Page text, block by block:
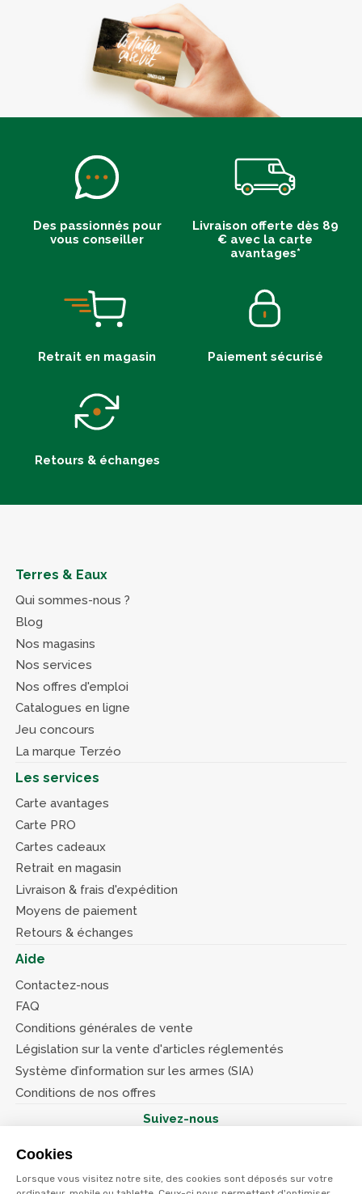
Cookies
Lorsque vous visitez notre site, des cookies sont déposés sur votre
Des passionnés pour
vous conseiller
Livraison offerte dès 89
€ avec la carte
avantages*
Retrait en magasin Paiement sécurisé
Retours & échanges
Terres & Eaux
Qui sommes-nous ?
Blog
Nos magasins
Nos services
Nos offres d'emploi
Catalogues en ligne
Jeu concours
La marque Terzéo
Les services
Carte avantages
Carte PRO
Cartes cadeaux
Retrait en magasin
Livraison & frais d'expédition
Moyens de paiement
Retours & échanges
Aide
Contactez-nous
FAQ
Conditions générales de vente
Législation sur la vente d'articles réglementés
Système d’information sur les armes (SIA)
Conditions de nos offres
Suivez-nous